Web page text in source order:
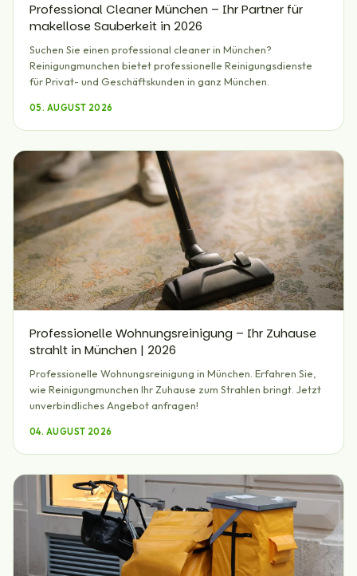
Professional Cleaner München – Ihr Partner für
makellose Sauberkeit in 2026
Suchen Sie einen professional cleaner in München?
Reinigungmunchen bietet professionelle Reinigungsdienste
für Privat- und Geschäftskunden in ganz München.
05. AUGUST 2026
Professionelle Wohnungsreinigung – Ihr Zuhause
strahlt in München | 2026
Professionelle Wohnungsreinigung in München. Erfahren Sie,
wie Reinigungmunchen Ihr Zuhause zum Strahlen bringt. Jetzt
unverbindliches Angebot anfragen!
04. AUGUST 2026